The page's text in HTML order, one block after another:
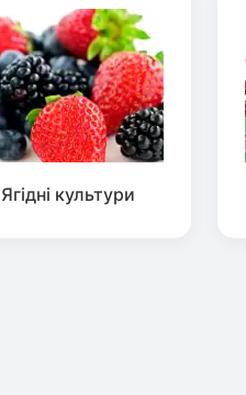
Ягідні культури